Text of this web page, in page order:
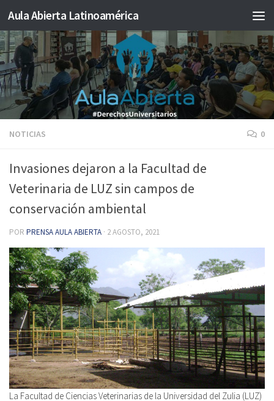
Saltar al contenido
Aula Abierta Latinoamérica
NOTICIAS 0
Invasiones dejaron a la Facultad de
Veterinaria de LUZ sin campos de
conservación ambiental
POR PRENSA AULA ABIERTA · 2 AGOSTO, 2021
La Facultad de Ciencias Veterinarias de la Universidad del Zulia (LUZ)